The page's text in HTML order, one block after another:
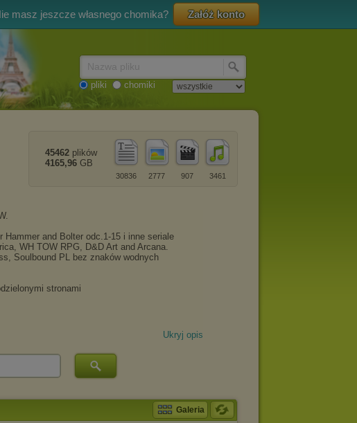
masz jeszcze własnego chomika? Załóż konto
pliki chomiki
3461
907
2777
30836
45462 plików
4165,96 GB
Ukryj opis
Galeria